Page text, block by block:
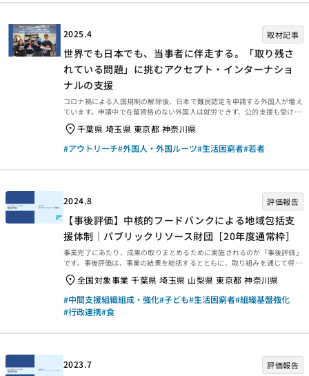
だき、これまでの取り組みや今後の展望について伺いました。 コロナ禍での
2025.4 取材記事
世界でも日本でも、当事者に伴走する。「取り残さ
れている問題」に挑むアクセプト・インターナショ
ナルの支援
コロナ禍による入国規制の解除後、日本で難民認定を申請する外国人が増え
ています。申請中で在留資格のない外国人は就労できず、公的支援も受けら
れないため、生活が困窮し、精神的にも追い詰められる傾向にあります。こ
うした難民認定申請者や非正規滞在者を支援するため、2023年度の休眠預
金活用事業（緊急支援枠、資金分配団体：NPO法人青少年自立援助センタ
ー）による緊急人道支援を行っているのがNPO法人アクセプト・インターナ
決に取り組んでいます。今回は、団体の活動やその背景などについて、代表
千葉県 埼玉県 東京都 神奈川県
#アウトリーチ#外国人・外国ルーツ#生活困窮者#若者
2024.8 評価報告
【事後評価】中核的フードバンクによる地域包括支
援体制｜パブリックリソース財団［20年度通常枠］
事業完了にあたり、成果の取りまとめるために実施されるのが「事後評価」
です。事後評価は、事業の結果を総括するとともに、取り組みを通じて得ら
れた学びを今後に生かせるよう、提言や知見・教訓を整理するために行われ
ます。今回は、2023年3月末に事業完了した2020年度通常枠【中核的フー
ドバンクによる地域包括支援体制｜パブリックリソース財団［20年度通常
枠］】の事後評価報告書をご紹介します。ぜひご覧ください。 事業概要等
事業概要などは、以下のページからご覧ください。 事後評価報告 事後評価
体 【事業基礎情報】
全国対象事業 千葉県 埼玉県 山梨県 東京都 神奈川県
#中間支援組織組成・強化#子ども#生活困窮者#組織基盤強化
#行政連携#食
2023.7 評価報告